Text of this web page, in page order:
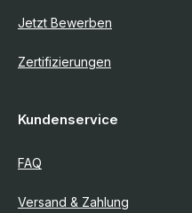
Jetzt Bewerben
Zertifizierungen
Kundenservice
FAQ
Versand & Zahlung